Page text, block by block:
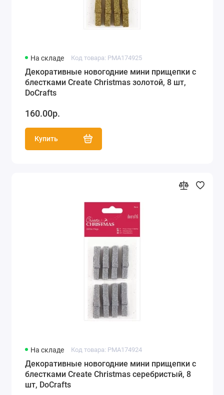
На складе Код товара: PMA174925
Декоративные новогодние мини прищепки с
блестками Create Christmas золотой, 8 шт,
DoCrafts
160.00р.
Купить
На складе Код товара: PMA174924
Декоративные новогодние мини прищепки с
блестками Create Christmas серебристый, 8
шт, DoCrafts